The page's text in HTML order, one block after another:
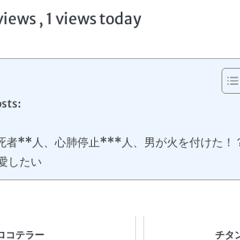
, 1 views today
者**人、心肺停止***人、男が火を付けた！
したい
コテラー チタ